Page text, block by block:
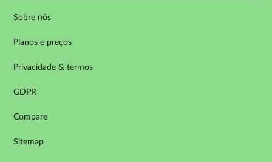
Sobre nós
Planos e preços
Privacidade & termos
GDPR
Compare
Sitemap